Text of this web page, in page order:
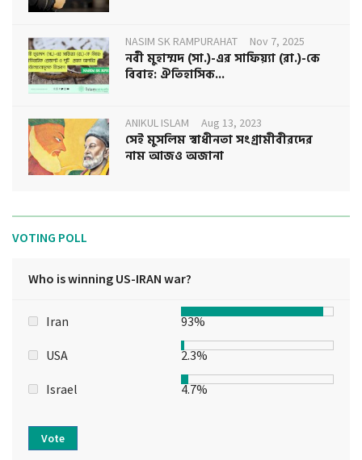
NASIM SK RAMPURAHAT Nov 7, 2025
নবী মুহাম্মদ (সা.)-এর সাফিয়্যা (রা.)-কে
বিবাহ: ঐতিহাসিক...
ANIKUL ISLAM Aug 13, 2023
সেই মুসলিম স্বাধীনতা সংগ্রামীবীরদের
নাম আজও অজানা
VOTING POLL
Who is winning US-IRAN war?
Iran 93%
USA 2.3%
Israel 4.7%
Vote